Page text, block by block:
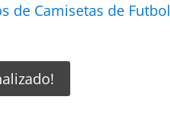
de Camisetas de Futbol